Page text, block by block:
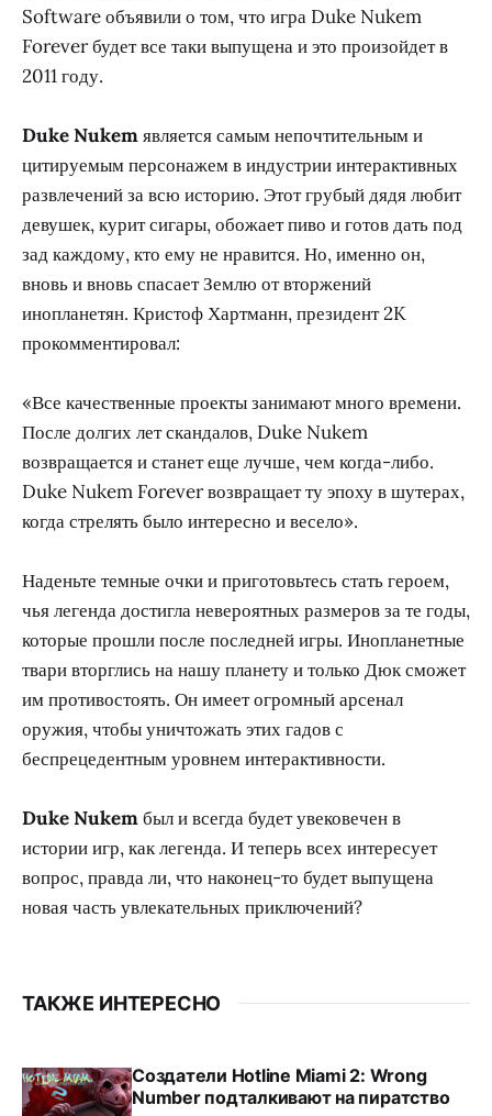
Software объявили о том, что игра Duke Nukem
Forever будет все таки выпущена и это произойдет в
2011 году.
Duke Nukemявляется самым непочтительным и
цитируемым персонажем в индустрии интерактивных
развлечений за всю историю. Этот грубый дядя любит
девушек, курит сигары, обожает пиво и готов дать под
зад каждому, кто ему не нравится. Но, именно он,
вновь и вновь спасает Землю от вторжений
инопланетян. Кристоф Хартманн, президент 2K
прокомментировал:
«Все качественные проекты занимают много времени.
После долгих лет скандалов, Duke Nukem
возвращается и станет еще лучше, чем когда-либо.
Duke Nukem Forever возвращает ту эпоху в шутерах,
когда стрелять было интересно и весело».
Наденьте темные очки и приготовьтесь стать героем,
чья легенда достигла невероятных размеров за те годы,
которые прошли после последней игры. Инопланетные
твари вторглись на нашу планету и только Дюк сможет
им противостоять. Он имеет огромный арсенал
оружия, чтобы уничтожать этих гадов с
беспрецедентным уровнем интерактивности.
Duke Nukemбыл и всегда будет увековечен в
истории игр, как легенда. И теперь всех интересует
вопрос, правда ли, что наконец-то будет выпущена
новая часть увлекательных приключений?
ТАКЖЕ ИНТЕРЕСНО
Создатели Hotline Miami 2: Wrong
Number подталкивают на пиратство